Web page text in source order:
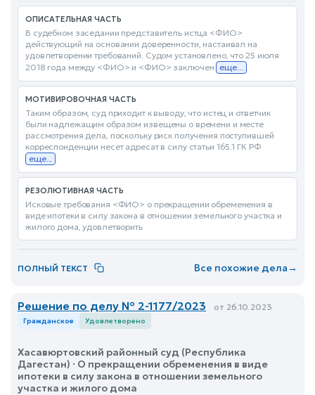
ОПИСАТЕЛЬНАЯ ЧАСТЬ
В судебном заседании представитель истца <ФИО>
действующий на основании доверенности, настаивал на
удовлетворении требований. Судом установлено, что 25 июля
2018 года между <ФИО> и <ФИО> заключен еще...
МОТИВИРОВОЧНАЯ ЧАСТЬ
Таким образом, суд приходит к выводу, что истец и ответчик
были надлежащим образом извещены о времени и месте
рассмотрения дела, поскольку риск получения поступившей
корреспонденции несет адресат в силу статьи 165.1 ГК РФ
еще...
РЕЗОЛЮТИВНАЯ ЧАСТЬ
Исковые требования <ФИО> о прекращении обременения в
виде ипотеки в силу закона в отношении земельного участка и
жилого дома, удовлетворить
ПОЛНЫЙ ТЕКСТ Все похожие дела→
Решение по делу № 2-1177/2023 от 26.10.2023
Гражданское Удовлетворено
Хасавюртовский районный суд (Республика
Дагестан) · О прекращении обременения в виде
ипотеки в силу закона в отношении земельного
участка и жилого дома